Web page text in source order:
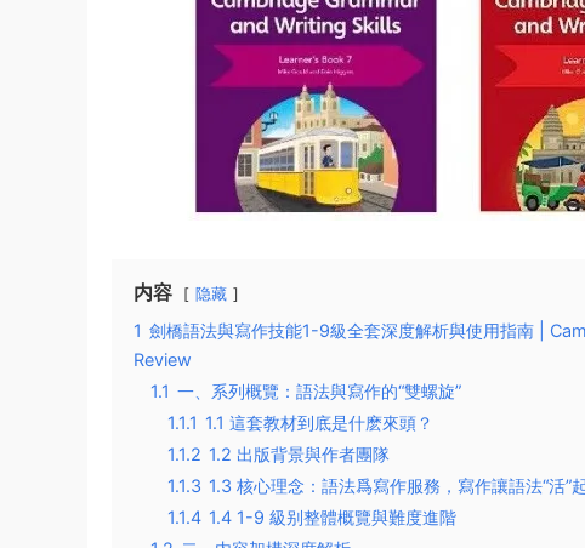
内容 隐藏
1 劍橋語法與寫作技能1-9級全套深度解析與使用指南 |
Review
1.1 一、系列概覽：語法與寫作的“雙螺旋”
1.1.1 1.1 這套教材到底是什麽來頭？
1.1.2 1.2 出版背景與作者團隊
1.1.3 1.3 核心理念：語法爲寫作服務，寫作讓語法“活”
1.1.4 1.4 1-9 級别整體概覽與難度進階